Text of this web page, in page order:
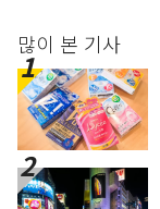
많이 본 기사